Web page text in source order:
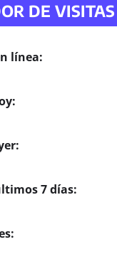
DE VISITAS
línea:
7 días: